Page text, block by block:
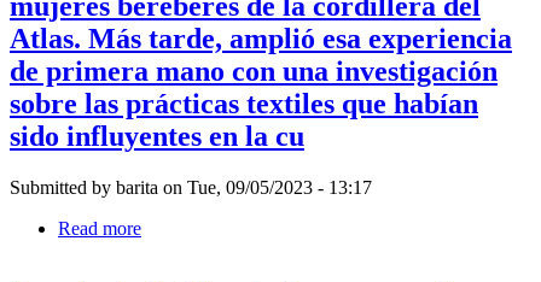
sí
misma
como
nativa
del
Medio
Oeste,
concibió
mujeres bereberes de la cordillera del
Atlas. Más tarde, amplió esa experiencia
de primera mano con una investigación
sobre las prácticas textiles que habían
sido influyentes en la cu
Submitted by barita on Tue, 09/05/2023 - 13:17
Read more